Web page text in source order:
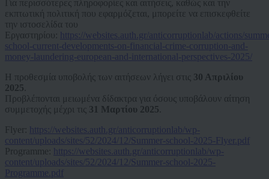
Για περισσότερες πληροφορίες και αιτήσεις, καθώς και την
εκπτωτική πολιτική που εφαρμόζεται, μπορείτε να επισκεφθείτε
την ιστοσελίδα του
Εργαστηρίου:
https://websites.auth.gr/anticorruptionlab/actions/
school-current-developments-on-financial-crime-corruption-and-
money-laundering-european-and-international-perspectives-2025/
Η προθεσμία υποβολής των αιτήσεων λήγει στις
30 Απριλίου
2025
Προβλέπονται μειωμένα δίδακτρα για όσους υποβάλουν αίτηση
συμμετοχής μέχρι τις
31 Μαρτίου 2025
Flyer:
https://websites.auth.gr/anticorruptionlab/wp-
content/uploads/sites/52/2024/12/Summer-school-2025-Flyer.pdf
Programme:
https://websites.auth.gr/anticorruptionlab/wp-
content/uploads/sites/52/2024/12/Summer-school-2025-
Programme.pdf